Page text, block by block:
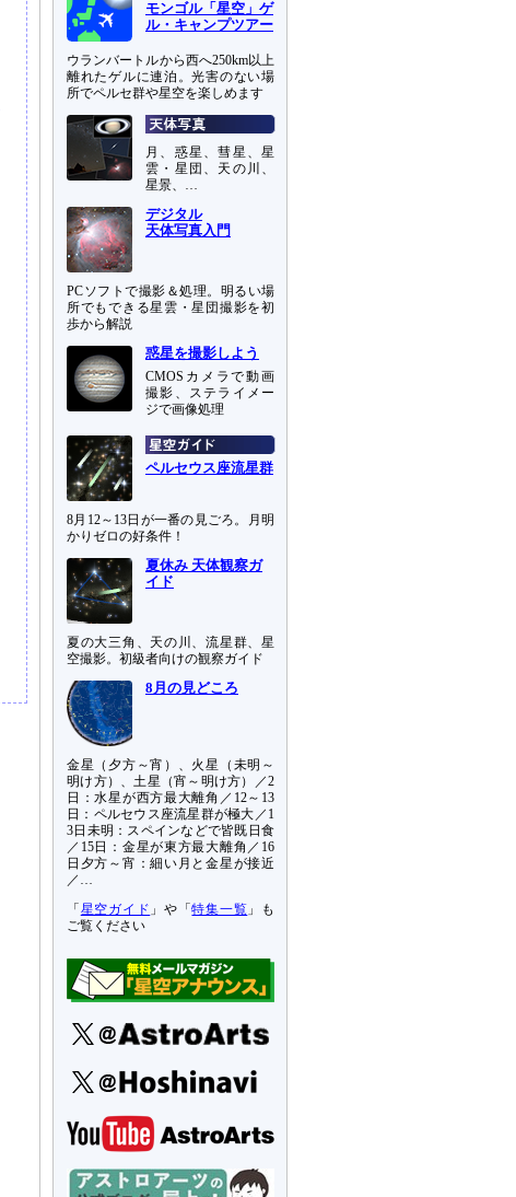
モンゴル「星空」ゲ
ル・キャンプツアー
ウランバートルから西へ250km以上
離れたゲルに連泊。光害のない場
所でペルセ群や星空を楽しめます
月、惑星、彗星、星
雲・星団、天の川、
星景、…
デジタル
天体写真入門
PCソフトで撮影＆処理。明るい場
所でもできる星雲・星団撮影を初
歩から解説
惑星を撮影しよう
CMOSカメラで動画
撮影、ステライメー
ジで画像処理
ペルセウス座流星群
8月12～13日が一番の見ごろ。月明
かりゼロの好条件！
夏休み 天体観察ガ
イド
夏の大三角、天の川、流星群、星
空撮影。初級者向けの観察ガイド
8月の見どころ
金星（夕方～宵）、火星（未明～
明け方）、土星（宵～明け方）／2
日：水星が西方最大離角／12～13
日：ペルセウス座流星群が極大／1
3日未明：スペインなどで皆既日食
／15日：金星が東方最大離角／16
日夕方～宵：細い月と金星が接近
／…
「 星空ガイド 」や「特集一覧 」も
ご覧ください